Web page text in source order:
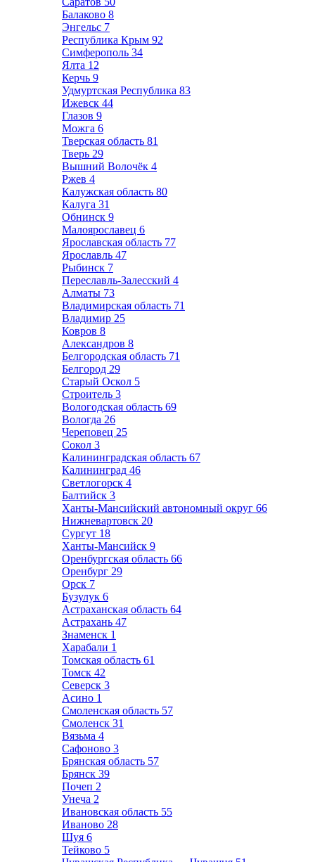
Балаково 8
Энгельс 7
Республика Крым 92
Симферополь 34
Ялта 12
Керчь 9
Удмуртская Республика 83
Ижевск 44
Глазов 9
Можга 6
Тверская область 81
Тверь 29
Вышний Волочёк 4
Ржев 4
Калужская область 80
Калуга 31
Обнинск 9
Малоярославец 6
Ярославская область 77
Ярославль 47
Рыбинск 7
Переславль-Залесский 4
Алматы 73
Владимирская область 71
Владимир 25
Ковров 8
Александров 8
Белгородская область 71
Белгород 29
Старый Оскол 5
Строитель 3
Вологодская область 69
Вологда 26
Череповец 25
Сокол 3
Калининградская область 67
Калининград 46
Светлогорск 4
Балтийск 3
Ханты-Мансийский автономный округ 66
Нижневартовск 20
Сургут 18
Ханты-Мансийск 9
Оренбургская область 66
Оренбург 29
Орск 7
Бузулук 6
Астраханская область 64
Астрахань 47
Знаменск 1
Харабали 1
Томская область 61
Томск 42
Северск 3
Асино 1
Смоленская область 57
Смоленск 31
Вязьма 4
Сафоново 3
Брянская область 57
Брянск 39
Почеп 2
Унеча 2
Ивановская область 55
Иваново 28
Шуя 6
Тейково 5